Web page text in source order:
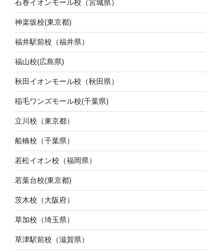
石巻イオンモール校（宮城県）
神楽坂校(東京都)
福井駅前校（福井県）
福山校(広島県)
秋田イオンモール校（秋田県）
稲毛ワンズモール校(千葉県)
立川校（東京都）
船橋校（千葉県）
若松イオン校（福岡県）
若葉台校(東京都)
茨木校（大阪府）
草加校（埼玉県）
草津駅前校（滋賀県）